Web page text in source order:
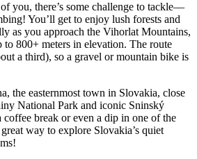
you, there’s some challenge to tackle—
You’ll get to enjoy lush forests and
as you approach the Vihorlat Mountains,
to 800+ meters in elevation. The route
a third), so a gravel or mountain bike is
the easternmost town in Slovakia, close
National Park and iconic Sninský
break or even a dip in one of the
way to explore Slovakia’s quiet